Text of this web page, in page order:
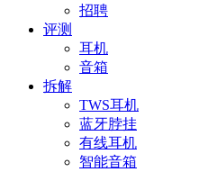
招聘
评测
耳机
音箱
拆解
TWS耳机
蓝牙脖挂
有线耳机
智能音箱